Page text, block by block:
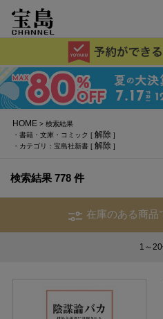
HOME > 検索結果
・書籍・文庫・コミック [解除 ]
・カテゴリ：宝島社新書 [解除 ]
検索結果 778 件
在庫のある商品
1～20